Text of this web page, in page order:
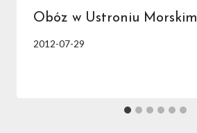
Obóz w Ustroniu Morskim
2012-07-29